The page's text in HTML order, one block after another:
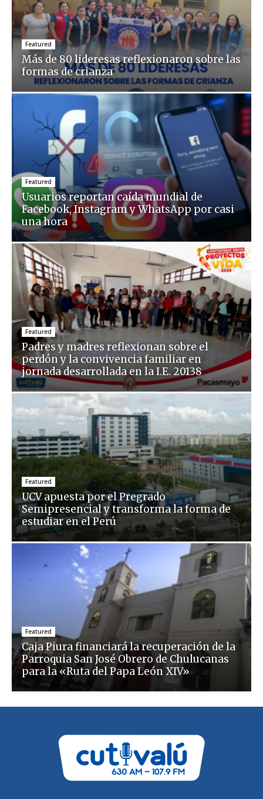
Featured
Más de 80 lideresas reflexionaron sobre las
formas de crianza
Featured
Usuarios reportan caída mundial de
Facebook, Instagram y WhatsApp por casi
una hora
Featured
Padres y madres reflexionan sobre el
perdón y la convivencia familiar en
jornada desarrollada en la I.E. 20138
Featured
UCV apuesta por el Pregrado
Semipresencial y transforma la forma de
estudiar en el Perú
Featured
Caja Piura financiará la recuperación de la
Parroquia San José Obrero de Chulucanas
para la «Ruta del Papa León XIV»